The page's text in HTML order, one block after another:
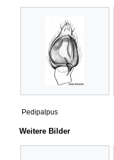
Pedipalpus
Weitere Bilder